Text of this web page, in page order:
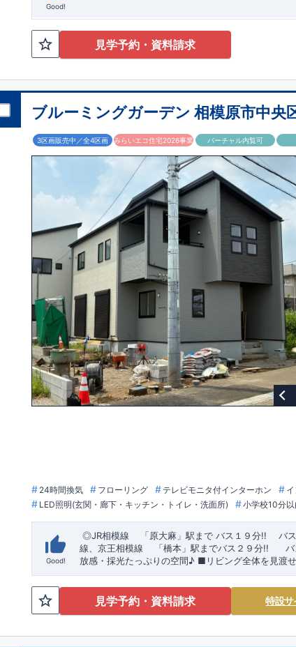
Good!
見学予約・資料請求
ブルーミングガーデン 相模原市中央
3区画販売中／全4区画 みらいエコ住宅2026事業 バーチャル内覧可
24時間換気 フローリング テレビモニタ付インターホン
LED照明(玄関・廊下・キッチン・トイレ・洗面所)
小学校10分以
Good!
◎JR相模線 「原大麻」 駅まで バス１９分!! バ
線、京王相模線
「橋本」 駅までバス２９分!!
放感・採光たっぷりの空間♪ ■ リビング全体を見渡
分ない収納力◎
定めた基準を全てクリア ・住宅ローン減税、固定資産税
良住宅が有利に働きます。■住宅性能評価ダブル取得
めた第三機関が評価しております。 ・『建設』住宅性
見学予約・資料請求 特設サ